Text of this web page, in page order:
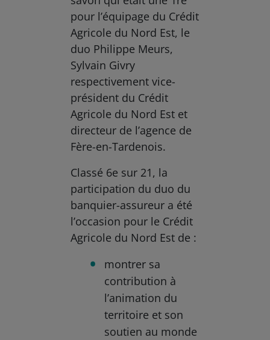
pour l’équipage du Crédit
Agricole du Nord Est, le
duo Philippe Meurs,
Sylvain Givry
respectivement vice-
président du Crédit
Agricole du Nord Est et
directeur de l’agence de
Fère-en-Tardenois.
Classé 6e sur 21, la
participation du duo du
banquier-assureur a été
l’occasion pour le Crédit
Agricole du Nord Est de :
montrer sa
contribution à
l’animation du
territoire et son
soutien au monde